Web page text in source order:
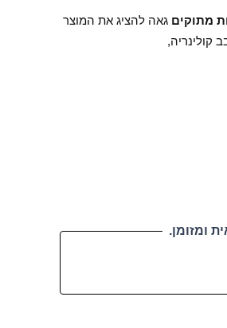
מתוקים גאה להציג את המוצר
קולינריה,
ומזומן.